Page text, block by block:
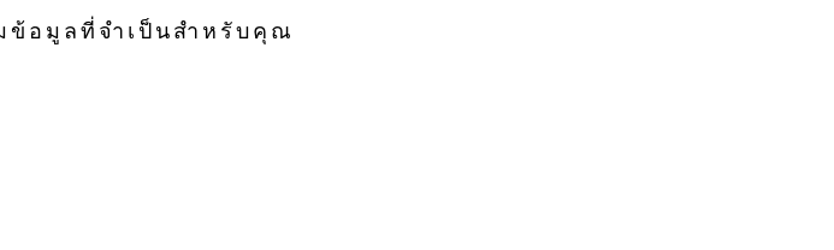
ข้อมูลที่จำเป็นสำหรับคุณ